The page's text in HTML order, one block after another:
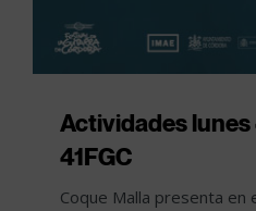
Actividades lunes
41FGC
Coque Malla presenta en